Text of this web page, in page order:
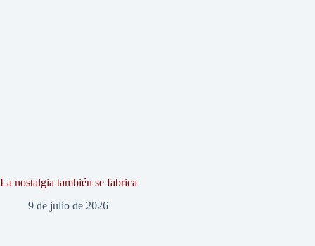
La nostalgia también se fabrica
9 de julio de 2026